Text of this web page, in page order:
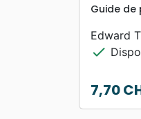
Guide de
Edward
check
Prix
7,70